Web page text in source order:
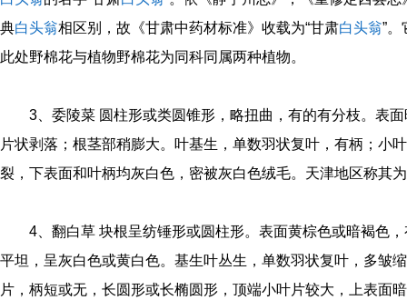
典白头翁相区别，故《甘肃中药材标准》收载为“甘肃白头翁”。
此处野棉花与植物野棉花为同科同属两种植物。
3、委陵菜 圆柱形或类圆锥形，略扭曲，有的有分枝。表
片状剥落；根茎部稍膨大。叶基生，单数羽状复叶，有柄；小
裂，下表面和叶柄均灰白色，密被灰白色绒毛。天津地区称其为
4、翻白草 块根呈纺锤形或圆柱形。表面黄棕色或暗褐色
平坦，呈灰白色或黄白色。基生叶丛生，单数羽状复叶，多皱
片，柄短或无，长圆形或长椭圆形，顶端小叶片较大，上表面